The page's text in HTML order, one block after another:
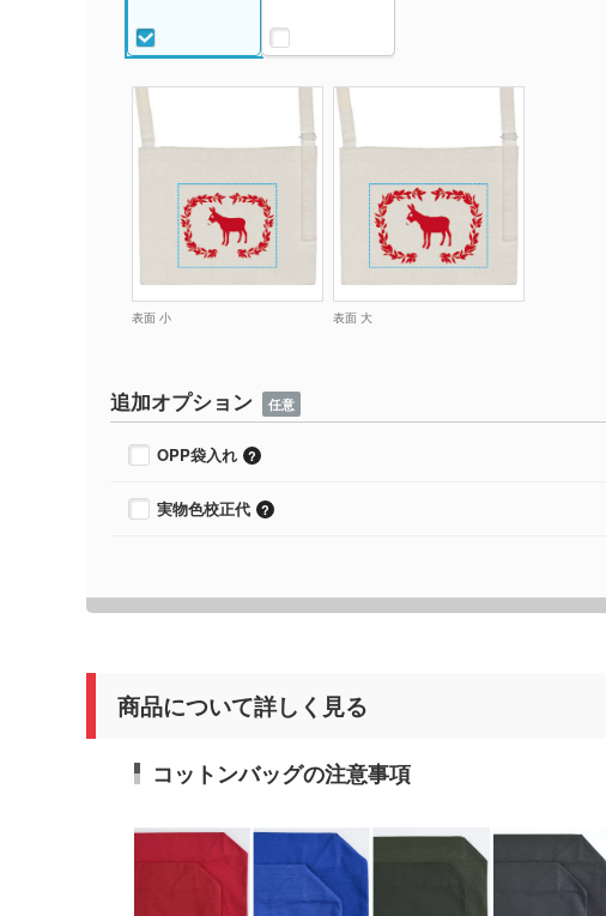
表面 小 表面 大
追加オプション 任意
OPP袋入れ
実物色校正代
商品について詳しく見る
コットンバッグの注意事項